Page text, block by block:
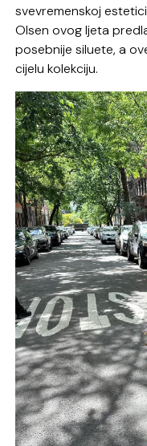
svevremenskoj
Olsen ovog ljeta
posebnije siluete, a
cijelu kolekciju.